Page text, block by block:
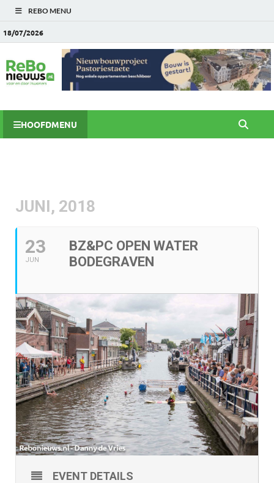
REBO MENU
18/07/2026
HOOFDMENU
JUNI, 2018
23
JUN
BZ&PC OPEN WATER
BODEGRAVEN
EVENT DETAILS